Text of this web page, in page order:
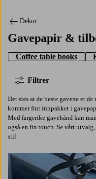
Dekor
Gavepapir &
Coffee table books
Filtrer
Det sies at de beste gavene er
kommer fint innpakket i
Med fargerike gavebånd kan
også en fin touch. Se vårt
stil.